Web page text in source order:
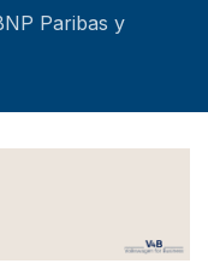
Paribas y